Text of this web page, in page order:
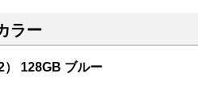
ラー
128GB ブルー